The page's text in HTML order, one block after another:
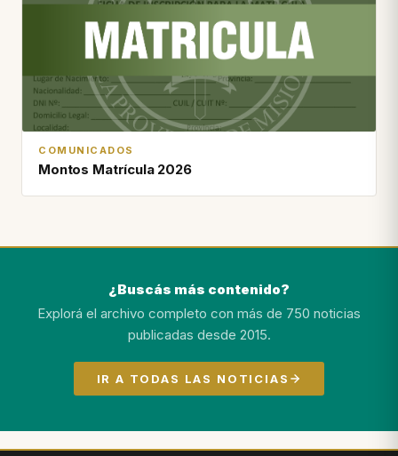
COMUNICADOS
Montos Matrícula 2026
¿Buscás más contenido?
Explorá el archivo completo con más de 750 noticias
publicadas desde 2015.
IR A TODAS LAS NOTICIAS